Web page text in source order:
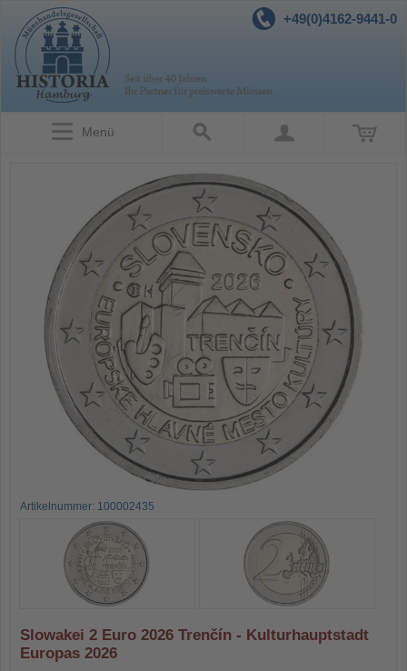
+49(0)4162-9441-0
Menü
Artikelnummer: 100002435
Slowakei 2 Euro 2026 Trenčín - Kulturhauptstadt
Europas 2026